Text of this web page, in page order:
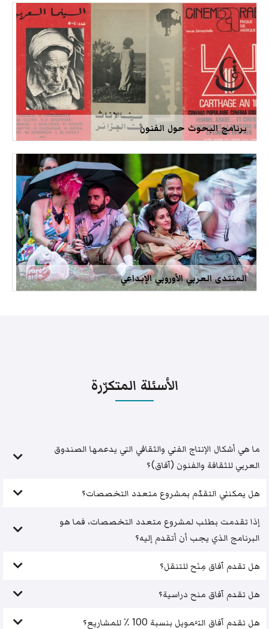
برنامج البحوث حول الفنون
المنتدى العربي الأوروبي الإبداعي
الأسئلة المتكرّرة
ما هي أشكال الإنتاج الفني والثقافي التي يدعمها الصندوق
العربي للثقافة والفنون (آفاق)؟
هل يمكنني التقدّم بمشروع متعدد التخصصات؟
إذا تقدمت بطلب لمشروع متعدد التخصصات، فما هو
البرنامج الذي يجب أن أتقدم إليه؟
هل تقدم آفاق مِنَح للتنقل؟
هل تقدم آفاق منح دراسية؟
هل تقدم آفاق التَّمويل بنسبة 100 ٪ للمشاريع؟